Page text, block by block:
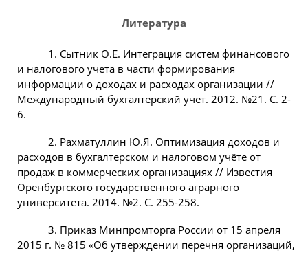
Литература
1. Сытник О.Е. Интеграция систем финансового
и налогового учета в части формирования
информации о доходах и расходах организации //
Международный бухгалтерский учет. 2012. №21. С. 2-
6.
2. Рахматуллин Ю.Я. Оптимизация доходов и
расходов в бухгалтерском и налоговом учёте от
продаж в коммерческих организациях // Известия
Оренбургского государственного аграрного
университета. 2014. №2. С. 255-258.
3. Приказ Минпромторга России от 15 апреля
2015 г. № 815 «Об утверждении перечня организаций,